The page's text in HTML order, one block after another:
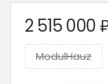
2 515 000
ModulHauz